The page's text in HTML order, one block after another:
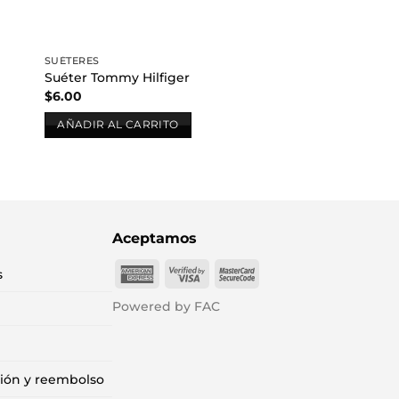
SUÉTERES
Suéter Tommy Hilfiger
$6.00
AÑADIR AL CARRITO
y reembolso
Aceptamos
American
Visa
MasterCard
Powered by FAC